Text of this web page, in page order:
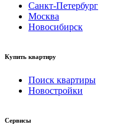
Санкт-Петербург
Москва
Новосибирск
Купить квартиру
Поиск квартиры
Новостройки
Сервисы